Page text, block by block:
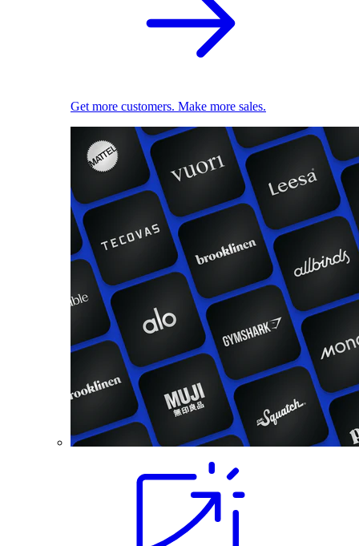
Get more customers. Make more sales.